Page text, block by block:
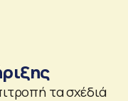
τα σχέδιά